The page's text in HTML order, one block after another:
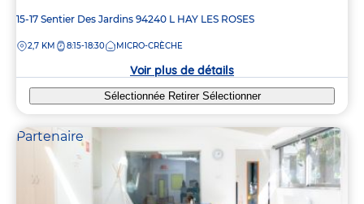
Adresse
la
15-17 Sentier Des Jardins 94240 L HAY LES ROSES
DISTANCE
2,7 KM 8:15-18:30 MICRO-CRÈCHE
Voir plus de détails
Sélectionnée Retirer Sélectionner
Partenaire